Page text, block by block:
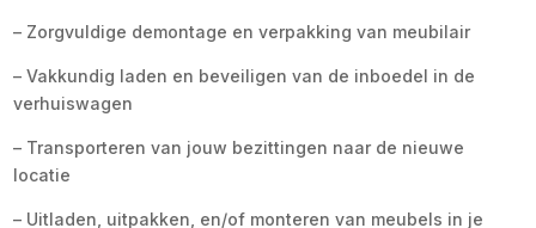
– Zorgvuldige demontage en verpakking van meubilair
– Vakkundig laden en beveiligen van de inboedel in de
verhuiswagen
– Transporteren van jouw bezittingen naar de nieuwe
locatie
– Uitladen, uitpakken, en/of monteren van meubels in je